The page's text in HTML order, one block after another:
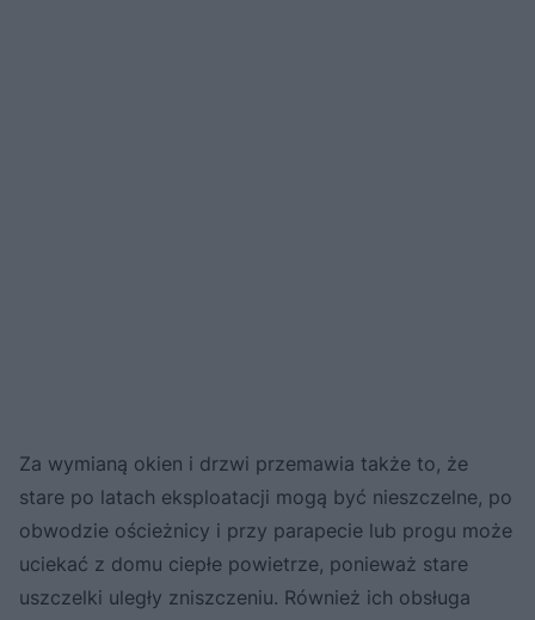
Za wymianą okien i drzwi przemawia także to, że
stare po latach eksploatacji mogą być nieszczelne, po
obwodzie ościeżnicy i przy parapecie lub progu może
uciekać z domu ciepłe powietrze, ponieważ stare
uszczelki uległy zniszczeniu. Również ich obsługa